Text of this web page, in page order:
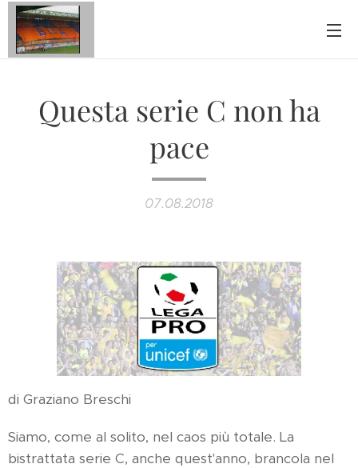
Questa serie C non ha
pace
07.08.2018
di Graziano Breschi
Siamo, come al solito, nel caos più totale. La
bistrattata serie C, anche quest'anno, brancola nel